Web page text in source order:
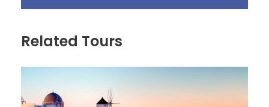
Precio incluye
2 Visitas de día completo en Estambul con
2 Almuerzos
Related Tours